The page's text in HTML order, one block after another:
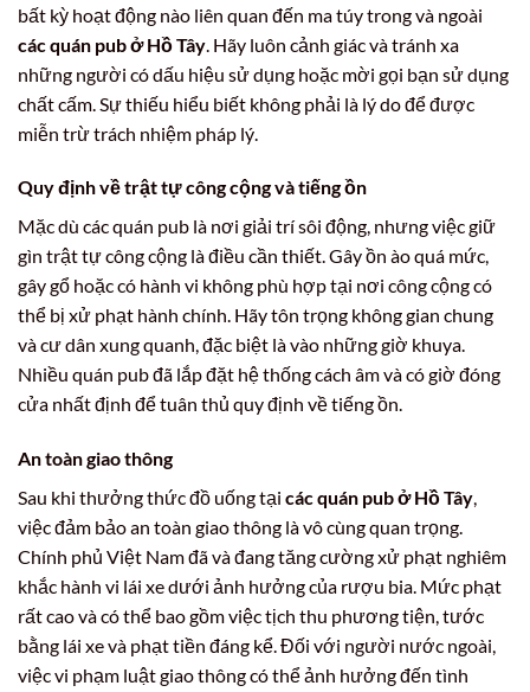
bất kỳ hoạt động nào liên quan đến ma túy trong và ngoài
các quán pub ở Hồ Tây . Hãy luôn cảnh giác và tránh xa
những người có dấu hiệu sử dụng hoặc mời gọi bạn sử dụng
chất cấm. Sự thiếu hiểu biết không phải là lý do để được
miễn trừ trách nhiệm pháp lý.
Quy định về trật tự công cộng và tiếng ồn
Mặc dù các quán pub là nơi giải trí sôi động, nhưng việc giữ
gìn trật tự công cộng là điều cần thiết. Gây ồn ào quá mức,
gây gổ hoặc có hành vi không phù hợp tại nơi công cộng có
thể bị xử phạt hành chính. Hãy tôn trọng không gian chung
và cư dân xung quanh, đặc biệt là vào những giờ khuya.
Nhiều quán pub đã lắp đặt hệ thống cách âm và có giờ đóng
cửa nhất định để tuân thủ quy định về tiếng ồn.
An toàn giao thông
Sau khi thưởng thức đồ uống tại các quán pub ở Hồ Tây,
việc đảm bảo an toàn giao thông là vô cùng quan trọng.
Chính phủ Việt Nam đã và đang tăng cường xử phạt nghiêm
khắc hành vi lái xe dưới ảnh hưởng của rượu bia. Mức phạt
rất cao và có thể bao gồm việc tịch thu phương tiện, tước
bằng lái xe và phạt tiền đáng kể. Đối với người nước ngoài,
việc vi phạm luật giao thông có thể ảnh hưởng đến tình